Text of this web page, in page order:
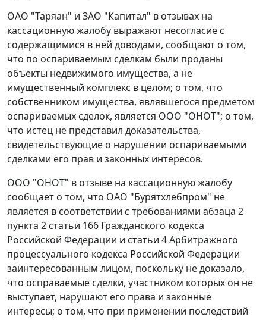
ОАО "Таряан" и ЗАО "Капитал" в отзывах на
кассационную жалобу выражают несогласие с
содержащимися в ней доводами, сообщают о том,
что по оспариваемым сделкам были проданы
объекты недвижимого имущества, а не
имущественный комплекс в целом; о том, что
собственником имущества, являвшегося предметом
оспариваемых сделок, является ООО "ОНОТ"; о том,
что истец не представил доказательства,
свидетельствующие о нарушении оспариваемыми
сделками его прав и законных интересов.
ООО "ОНОТ" в отзыве на кассационную жалобу
сообщает о том, что ОАО "Бурятхлебпром" не
является в соответствии с требованиями абзаца 2
пункта 2 статьи 166 Гражданского кодекса
Российской Федерации и статьи 4Арбитражного
процессуального кодекса Российской Федерации
заинтересованным лицом, поскольку не доказало,
что осправаемые сделки, участником которых он не
выступает, нарушают его права и законные
интересы; о том, что при применении последствий